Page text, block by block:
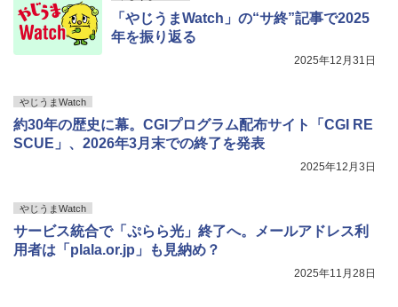
「やじうまWatch」の“サ終”記事で2025
年を振り返る
2025年12月31日
やじうまWatch
約30年の歴史に幕。CGIプログラム配布サイト「CGI RE
SCUE」、2026年3月末での終了を発表
2025年12月3日
やじうまWatch
サービス統合で「ぷらら光」終了へ。メールアドレス利
用者は「plala.or.jp」も見納め？
2025年11月28日